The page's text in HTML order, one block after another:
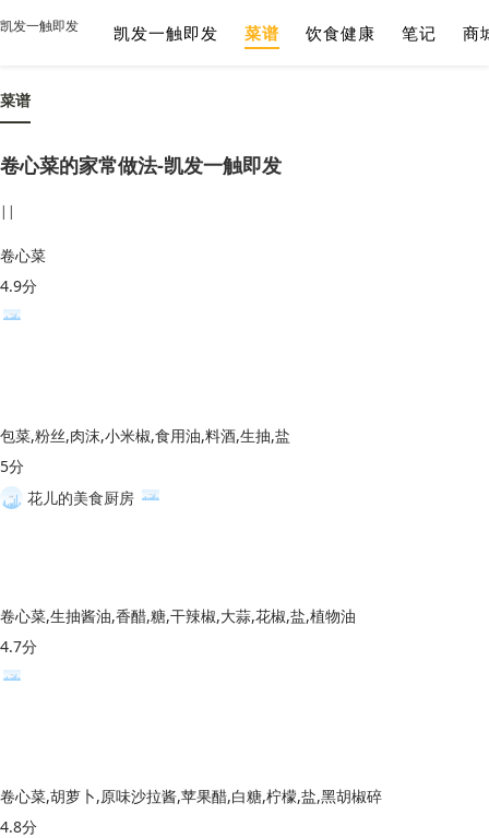
凯发一触即发 凯发一触即发 菜谱 饮食健康 笔记 商
菜谱
卷心菜的家常做法-凯发一触即发
||
卷心菜
4.9分
包菜,粉丝,肉沫,小米椒,食用油,料酒,生抽,盐
5分
花儿的美食厨房
卷心菜,生抽酱油,香醋,糖,干辣椒,大蒜,花椒,盐,植物油
4.7分
卷心菜,胡萝卜,原味沙拉酱,苹果醋,白糖,柠檬,盐,黑胡椒碎
4.8分